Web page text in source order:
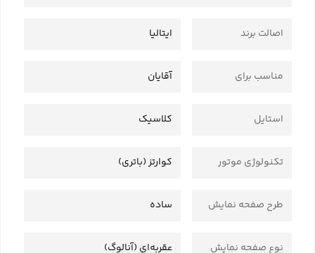
اصالت برند ایتالیا
مناسب برای آقایان
استایل کلاسیک
تکنولوژی موتور کوارتز (باتری)
طرح صفحه نمایش ساده
نوع صفحه نمایش عقربه‌ای (آنالوگ)